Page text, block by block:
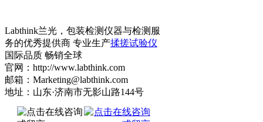
Labthink兰光，包装检测仪器与检测服
务的优秀提供商 专业生产揉搓试验仪
国际品质 畅销全球
官网：http://www.labthink.com
邮箱：Marketing@labthink.com
地址：山东·济南市无影山路144号